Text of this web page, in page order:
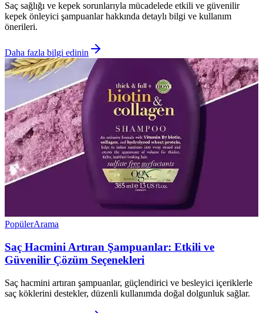
Saç sağlığı ve kepek sorunlarıyla mücadelede etkili ve güvenilir
kepek önleyici şampuanlar hakkında detaylı bilgi ve kullanım
önerileri.
Daha fazla bilgi edinin
PopülerArama
Saç Hacmini Artıran Şampuanlar: Etkili ve
Güvenilir Çözüm Seçenekleri
Saç hacmini artıran şampuanlar, güçlendirici ve besleyici içeriklerle
saç köklerini destekler, düzenli kullanımda doğal dolgunluk sağlar.